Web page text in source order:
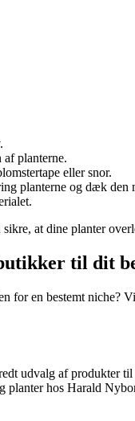
planterne.
eller snor.
planterne og dæk den
at dine planter
til dit
for en bestemt
udvalg af produkter
hos Harald